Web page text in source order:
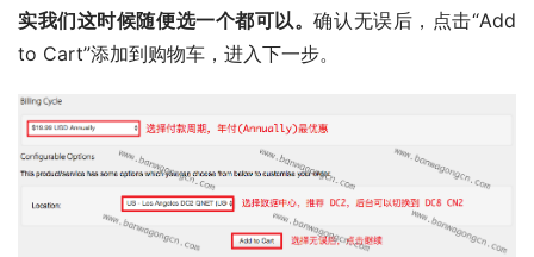
实我们这时候随便选一个都可以。确认无误后，点击“Add
to Cart”添加到购物车，进入下一步。